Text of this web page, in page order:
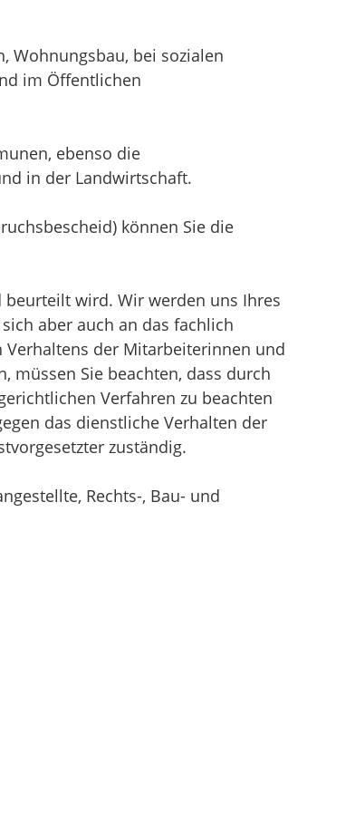
Wohnungsbau, bei sozialen
im Öffentlichen
ebenso die
in der Landwirtschaft.
können Sie die
wird. Wir werden uns Ihres
aber auch an das fachlich
Verhaltens der Mitarbeiterinnen und
müssen Sie beachten, dass durch
Verfahren zu beachten
das dienstliche Verhalten der
zuständig.
Rechts-, Bau- und